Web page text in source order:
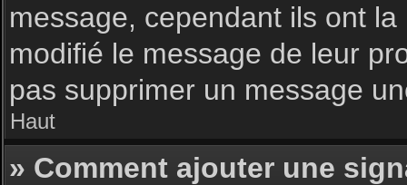
message, cependant ils ont
modifié le message de leur
pas supprimer un message
Haut
» Comment ajouter une